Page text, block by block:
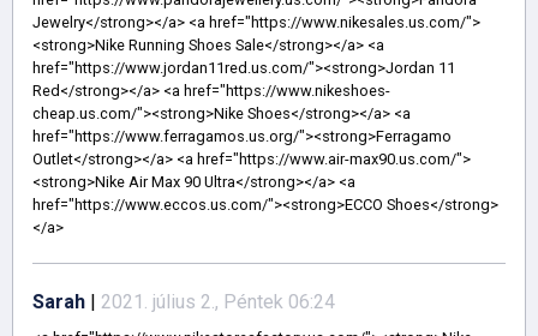
Sarah | 2021. július 2., Péntek 06:24